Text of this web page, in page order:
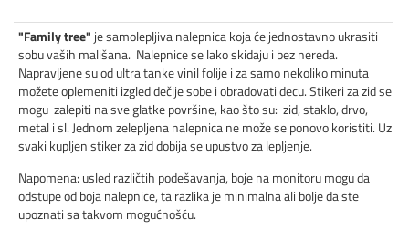
"Family tree" je samolepljiva nalepnica koja će jednostavno ukrasiti
sobu vaših mališana. Nalepnice se lako skidaju i bez nereda.
Napravljene su od ultra tanke vinil folije i za samo nekoliko minuta
možete oplemeniti izgled dečije sobe i obradovati decu. Stikeri za zid se
mogu zalepiti na sve glatke površine, kao što su: zid, staklo, drvo,
metal i sl. Jednom zelepljena nalepnica ne može se ponovo koristiti. Uz
svaki kupljen stiker za zid dobija se upustvo za lepljenje.
Napomena: usled različtih podešavanja, boje na monitoru mogu da
odstupe od boja nalepnice, ta razlika je minimalna ali bolje da ste
upoznati sa takvom mogućnošću.